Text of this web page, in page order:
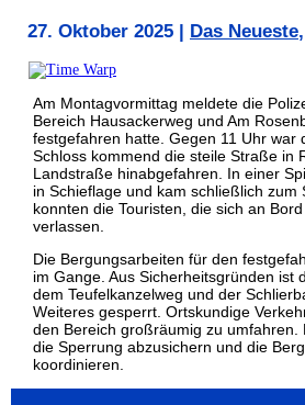
27. Oktober 2025 Das Neueste,
Am Montagvormittag meldete die
Bereich Hausackerweg und Am
festgefahren hatte. Gegen 11 Uhr war
Schloss kommend die steile Straße in
Landstraße hinabgefahren. In einer
in Schieflage und kam schließlich zum
konnten die Touristen, die sich an
verlassen.
Die Bergungsarbeiten für den
im Gange. Aus Sicherheitsgründen ist
dem Teufelkanzelweg und der
Weiteres gesperrt. Ortskundige
den Bereich großräumig zu umfahren.
die Sperrung abzusichern und die
koordinieren.